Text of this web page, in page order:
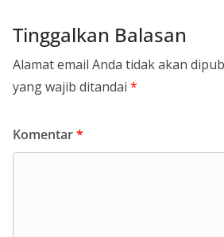
Tinggalkan Balasan
Alamat email Anda tidak akan
yang wajib ditandai *
Komentar*